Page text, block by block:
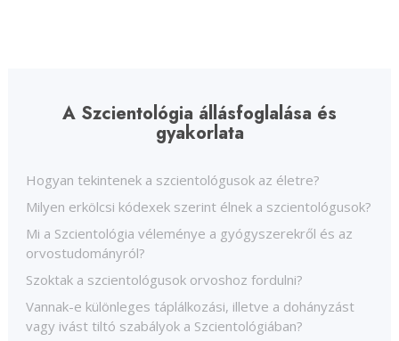
A Szcientológia állásfoglalása és
gyakorlata
Hogyan tekintenek a szcientológusok az életre?
Milyen erkölcsi kódexek szerint élnek a szcientológusok?
Mi a Szcientológia véleménye a gyógyszerekről és az
orvostudományról?
Szoktak a szcientológusok orvoshoz fordulni?
Vannak-e különleges táplálkozási, illetve a dohányzást
vagy ivást tiltó szabályok a Szcientológiában?